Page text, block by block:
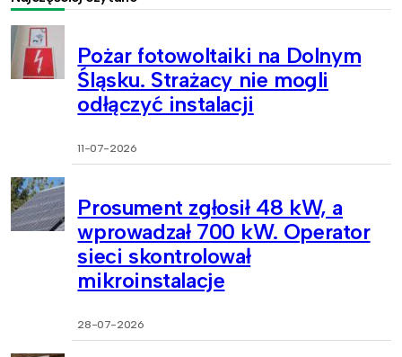
Pożar fotowoltaiki na Dolnym
Śląsku. Strażacy nie mogli
odłączyć instalacji
11-07-2026
Prosument zgłosił 48 kW, a
wprowadzał 700 kW. Operator
sieci skontrolował
mikroinstalacje
28-07-2026